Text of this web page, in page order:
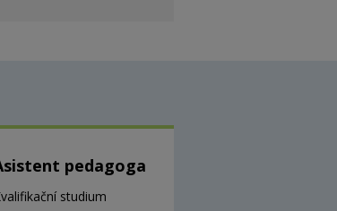
pedagoga
studium